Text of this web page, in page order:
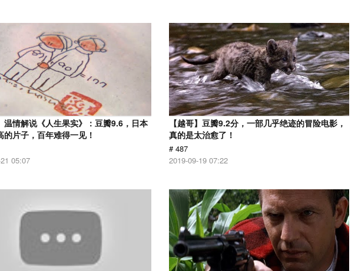
温情解说《人生果实》：豆瓣9.6，日本
的片子，百年难得一见！
05:07
【越哥】豆瓣9.2分，一部几乎绝迹的冒险电影，
真的是太治愈了！
# 487
2019-09-19 07:22